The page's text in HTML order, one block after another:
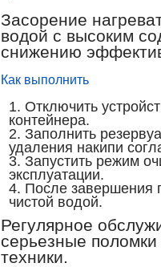
Засорение
водой с высоким
снижению
Как выполнить
Отключить
контейнера.
Заполнить
удаления накипи
Запустить режим
эксплуатации.
После завершения
чистой водой.
Регулярное
серьезные
техники.